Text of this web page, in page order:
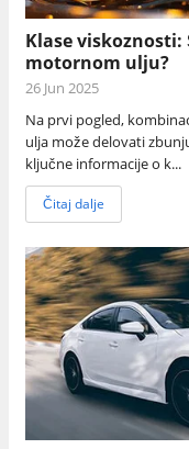
Klase
motornom ulju?
26 Jun 2025
Na prvi pogled,
ulja može delovati
ključne informacije o k...
Čitaj dalje